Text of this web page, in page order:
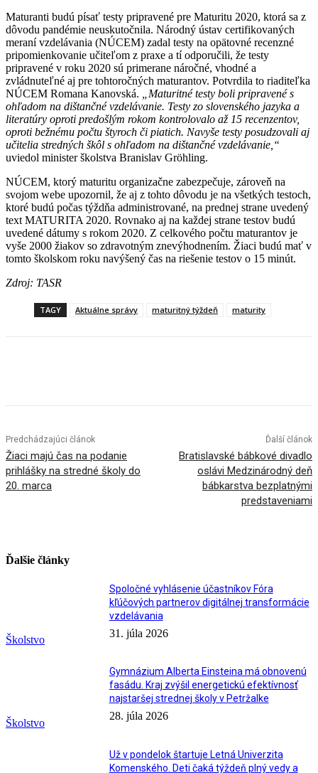
Maturanti budú písať testy pripravené pre Maturitu 2020, ktorá sa z
dôvodu pandémie neuskutočnila. Národný ústav certifikovaných
meraní vzdelávania (NÚCEM) zadal testy na opätovné recenzné
pripomienkovanie učiteľom z praxe a tí odporučili, že testy
pripravené v roku 2020 sú primerane náročné, vhodné a
zvládnuteľné aj pre tohtoročných maturantov. Potvrdila to riaditeľka
NÚCEM Romana Kanovská.
„Maturitné testy boli pripravené s
ohľadom na dištančné vzdelávanie. Testy zo slovenského jazyka a
literatúry oproti predošlým rokom kontrolovalo až 15 recenzentov,
oproti bežnému počtu štyroch či piatich. Navyše testy posudzovali aj
učitelia stredných škôl s ohľadom na dištančné vzdelávanie,“
uviedol minister školstva Branislav Gröhling.
NÚCEM, ktorý maturitu organizačne zabezpečuje, zároveň na
svojom webe upozornil, že aj z tohto dôvodu je na všetkých testoch,
ktoré budú počas týždňa administrované, na prednej strane uvedený
text MATURITA 2020. Rovnako aj na každej strane testov budú
uvedené dátumy s rokom 2020. Z celkového počtu maturantov je
vyše 2000 žiakov so zdravotným znevýhodnením. Žiaci budú mať v
tomto školskom roku navýšený čas na riešenie testov o 15 minút.
Zdroj: TASR
TAGY Aktuálne správy maturitný týždeň maturity
Predchádzajúci článok
Žiaci majú čas na podanie
prihlášky na stredné školy do
20. marca
Ďalší článok
Bratislavské bábkové divadlo
oslávi Medzinárodný deň
bábkarstva bezplatnými
predstaveniami
Ďalšie články
Školstvo
Spoločné vyhlásenie účastníkov Fóra
kľúčových partnerov digitálnej transformácie
vzdelávania
31. júla 2026
Školstvo
Gymnázium Alberta Einsteina má obnovenú
fasádu. Kraj zvýšil energetickú efektívnosť
najstaršej strednej školy v Petržalke
28. júla 2026
Už v pondelok štartuje Letná Univerzita
Komenského. Deti čaká týždeň plný vedy a